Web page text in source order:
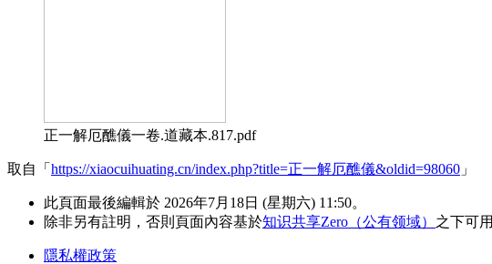
正一解厄醮儀一卷.道藏本.817.pdf
取自「 https://xiaocuihuating.cn/index.php?title=正一解厄醮儀&oldid=98060 」
此頁面最後編輯於 2026年7月18日 (星期六) 11:50。
除非另有註明，否則頁面內容基於知识共享Zero（公有领域） 之下可用
隱私權政策